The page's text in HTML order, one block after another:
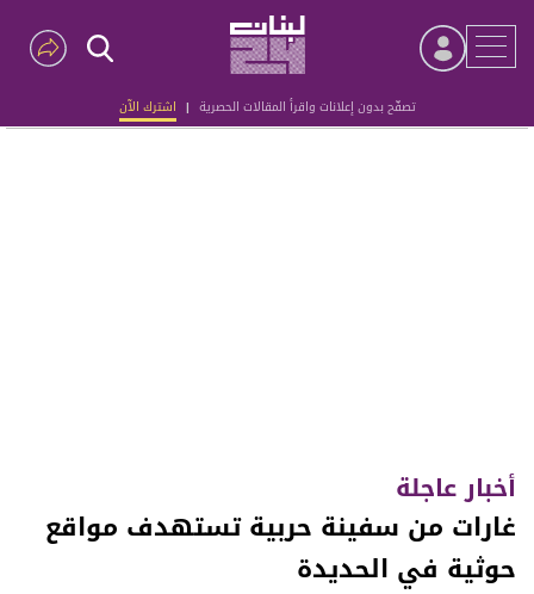
تصفّح بدون إعلانات واقرأ المقالات الحصرية | اشترك الآن
Advertisement
أخبار عاجلة
غارات من سفينة حربية تستهدف مواقع
حوثية في الحديدة